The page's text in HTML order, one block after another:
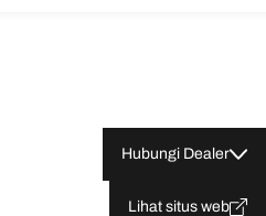
Hubungi Dealer
Lihat situs web